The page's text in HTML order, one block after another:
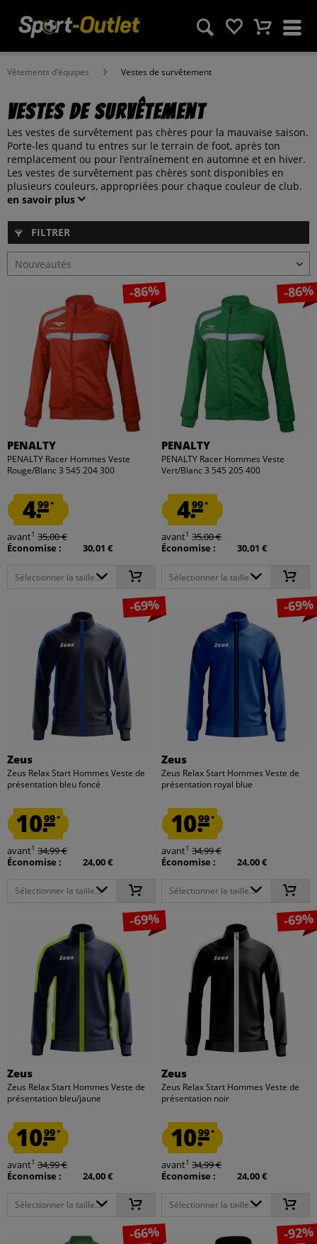
Vêtements d‘équipes Vestes de survêtement
Vestes de survêtement
Les vestes de survêtement pas chères pour la mauvaise saison.
Porte-les quand tu entres sur le terrain de foot, après ton
remplacement ou pour l’entraînement en automne et en hiver.
Les vestes de survêtement pas chères sont disponibles en
plusieurs couleurs, appropriées pour chaque couleur de club.
en savoir plus
FILTRER
-86%
PENALTY
PENALTY Racer Hommes Veste
Rouge/Blanc 3 545 204 300
4.99*
avant1 35,00 €
Économise :
30,01 €
Sélectionner la taille...
-86%
PENALTY
PENALTY Racer Hommes Veste
Vert/Blanc 3 545 205 400
4.99*
avant1 35,00 €
Économise :
30,01 €
Sélectionner la taille...
-69%
Zeus
Zeus Relax Start Hommes Veste de
présentation bleu foncé
10.99*
avant1 34,99 €
Économise :
24,00 €
Sélectionner la taille...
-69%
Zeus
Zeus Relax Start Hommes Veste de
présentation royal blue
10.99*
avant1 34,99 €
Économise :
24,00 €
Sélectionner la taille...
-69%
Zeus
Zeus Relax Start Hommes Veste de
présentation bleu/jaune
10.99*
avant1 34,99 €
Économise :
24,00 €
Sélectionner la taille...
-69%
Zeus
Zeus Relax Start Hommes Veste de
présentation noir
10.99*
avant1 34,99 €
Économise :
24,00 €
Sélectionner la taille...
-66% -92%